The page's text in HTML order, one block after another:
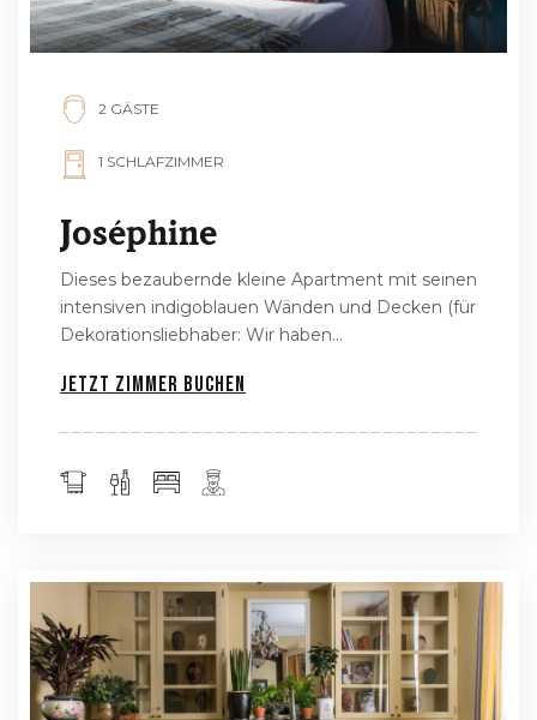
2 GÄSTE
1 SCHLAFZIMMER
Joséphine
Dieses bezaubernde kleine Apartment mit seinen
intensiven indigoblauen Wänden und Decken (für
Dekorationsliebhaber: Wir haben...
Jetzt Zimmer buchen